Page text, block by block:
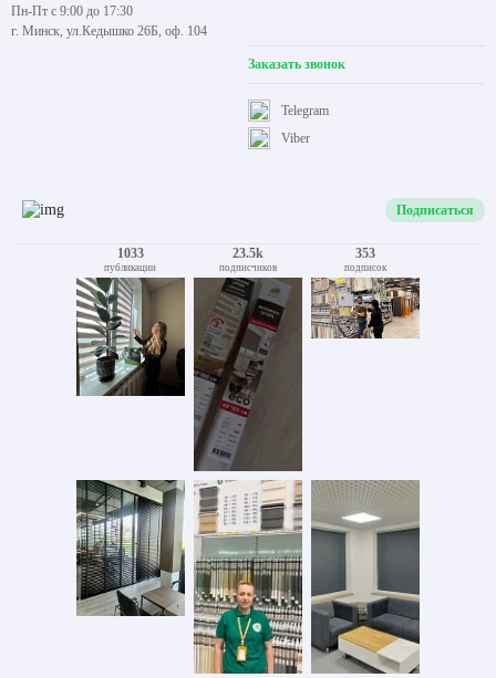
Пн-Пт с 9:00 до 17:30
г. Минск, ул.Кедышко 26Б, оф. 104
Заказать звонок
Viber
Telegram
Подписаться
1033
публикации
23.5k
подписчиков
353
подписок